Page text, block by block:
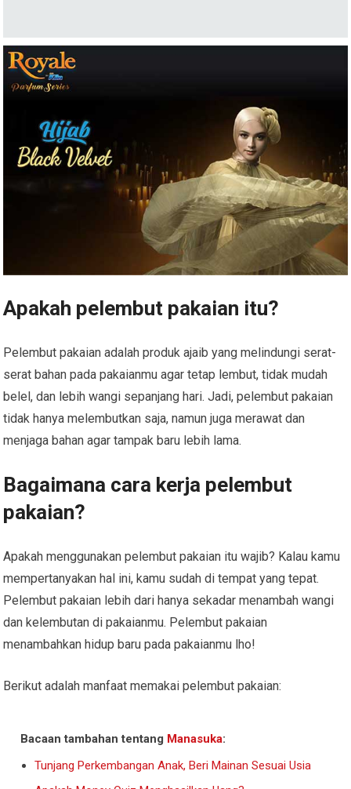
Apakah pelembut pakaian itu?
Pelembut pakaian adalah produk ajaib yang melindungi serat-
serat bahan pada pakaianmu agar tetap lembut, tidak mudah
belel, dan lebih wangi sepanjang hari. Jadi, pelembut pakaian
tidak hanya melembutkan saja, namun juga merawat dan
menjaga bahan agar tampak baru lebih lama.
Bagaimana cara kerja pelembut
pakaian?
Apakah menggunakan pelembut pakaian itu wajib? Kalau kamu
mempertanyakan hal ini, kamu sudah di tempat yang tepat.
Pelembut pakaian lebih dari hanya sekadar menambah wangi
dan kelembutan di pakaianmu. Pelembut pakaian
menambahkan hidup baru pada pakaianmu lho!
Berikut adalah manfaat memakai pelembut pakaian:
Bacaan tambahan tentang Manasuka:
Tunjang Perkembangan Anak, Beri Mainan Sesuai Usia